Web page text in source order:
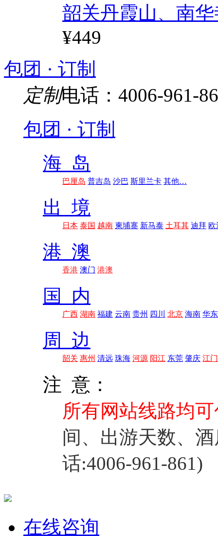
韶关丹霞山、南
¥449
包团 · 订制
定制电话：4006-961-
包团 · 订制
海 岛
巴厘岛 普吉岛 沙巴 斯里兰卡 其他…
出 境
日本 泰国 越南 柬埔寨 新马泰 土耳其 迪拜 欧
港 澳
香港 澳门 港澳
国 内
广西 湖南 福建 云南 贵州 四川 北京 海南 华东
周 边
韶关 惠州 清远 珠海 河源 阳江 东莞 肇庆 江门
注 意：
所有网站线路均
间、出游天数、
话:4006-961-861)
在线咨询